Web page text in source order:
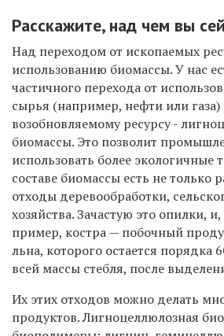
Расскажите, над чем вы
Над переходом от ископаемых
использованию биомассы. У нас
частичного перехода от
сырья (например, нефти или газа)
возобновляемому ресурсу -
биомассы. Это позволит
использовать более экологичные
составе биомассы есть не только
отходы деревообработки,
хозяйства. Зачастую это опилки,
пример, костра — побочный
льна, которого остается порядка
всей массы стебля, после
Их этих отходов можно делать
продуктов. Лигноцеллюлозная